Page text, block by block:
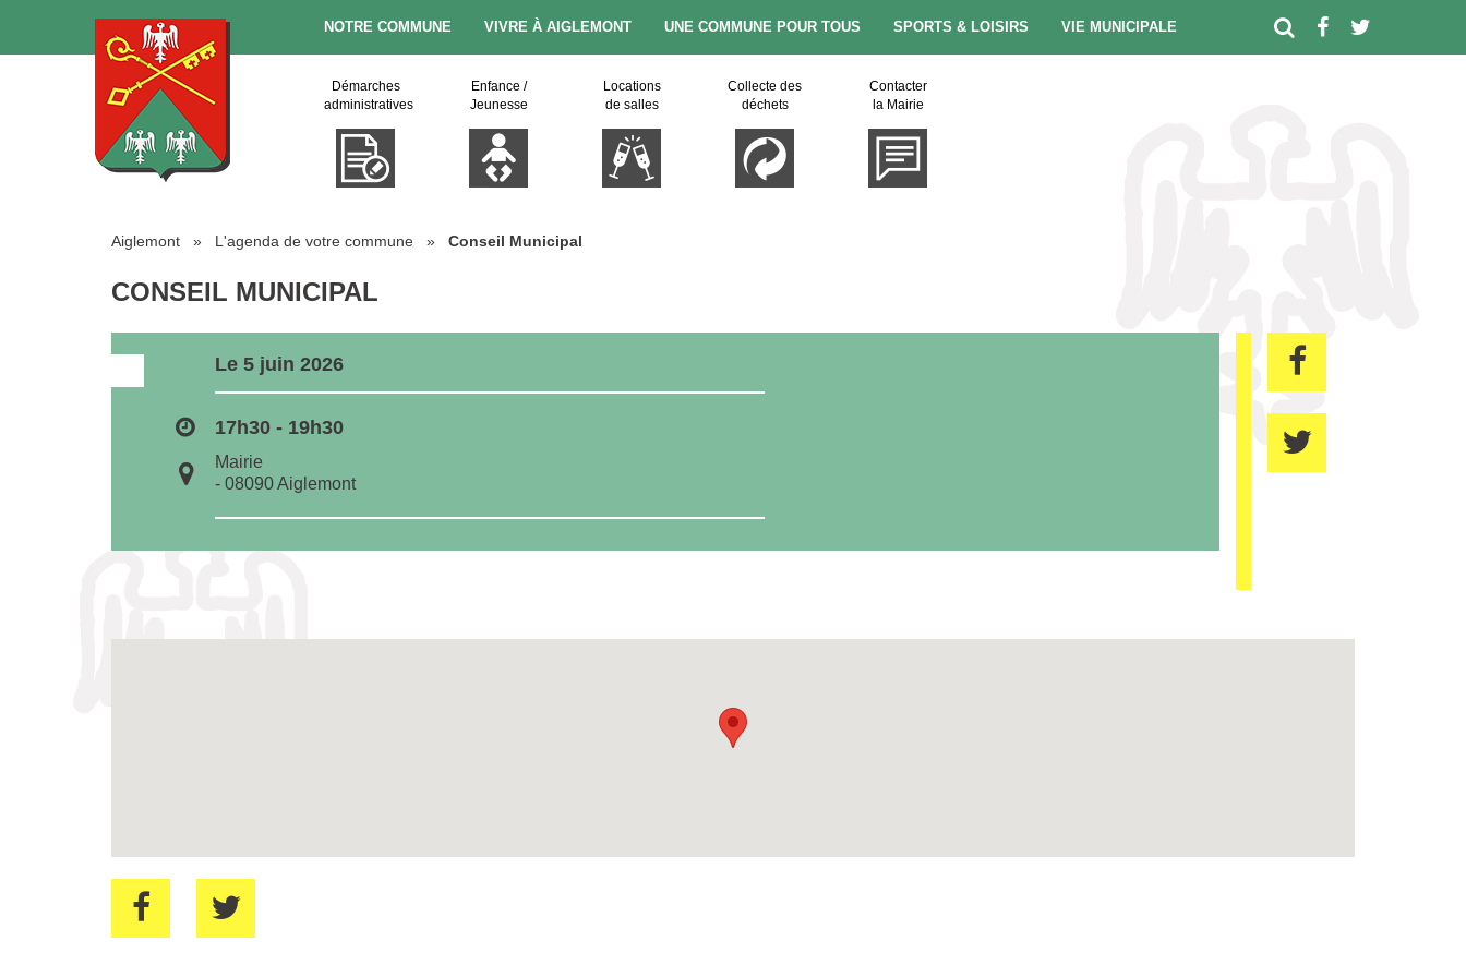
NOTRE COMMUNE VIVRE À AIGLEMONT UNE COMMUNE POUR TOUS SPORTS & LOISIRS VIE MUNICIPALE
Démarches
administratives
Enfance /
Jeunesse
Locations
de salles
Collecte des
déchets
Contacter
la Mairie
Aiglemont » L'agenda de votre commune » Conseil Municipal
CONSEIL MUNICIPAL
Le 5 juin 2026
17h30 - 19h30
Mairie
- 08090 Aiglemont